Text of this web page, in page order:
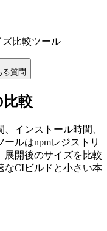
ズ比較ツール
る質問
較
インストール時間、
ルはnpmレジストリ
展開後のサイズを比較
なCIビルドと小さい本